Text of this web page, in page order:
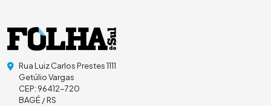
Rua Luiz Carlos Prestes 1111
Getúlio Vargas
CEP: 96412-720
BAGÉ / RS